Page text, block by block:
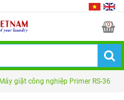
0
Máy giặt công nghiệp Primer RS-36